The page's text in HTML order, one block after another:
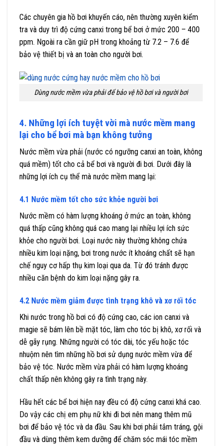
Các chuyên gia hồ bơi khuyến cáo, nên thường xuyên kiểm
tra và duy trì độ cứng canxi trong bể bơi ở mức 200 – 400
ppm. Ngoài ra cần giữ pH trong khoảng từ 7.2 – 7.6 để
bảo vệ thiết bị và an toàn cho người bơi.
Dùng nước mềm vừa phải để bảo vệ hồ bơi và người bơi
4. Những lợi ích tuyệt vời mà nước mềm mang
lại cho bể bơi mà bạn không tưởng
Nước mềm vừa phải (nước có ngưỡng canxi an toàn, không
quá mềm) tốt cho cả bể bơi và người đi bơi. Dưới đây là
những lợi ích cụ thể mà nước mềm mang lại:
4.1 Nước mềm tốt cho sức khỏe người bơi
Nước mềm có hàm lượng khoáng ở mức an toàn, không
quá thấp cũng không quá cao mang lại nhiều lợi ích sức
khỏe cho người bơi. Loại nước này thường không chứa
nhiều kim loại nặng, bơi trong nước ít khoáng chất sẽ hạn
chế nguy cơ hấp thụ kim loại qua da. Từ đó tránh được
nhiều căn bệnh do kim loại nặng gây ra.
4.2 Nước mềm giảm được tình trạng khô và xơ rối tóc
Khi nước trong hồ bơi có độ cứng cao, các ion canxi và
magie sẽ bám lên bề mặt tóc, làm cho tóc bị khô, xơ rối và
dễ gãy rụng. Những người có tóc dài, tóc yếu hoặc tóc
nhuộm nên tìm những hồ bơi sử dụng nước mềm vừa để
bảo vệ tóc. Nước mềm vừa phải có hàm lượng khoáng
chất thấp nên không gây ra tình trạng này.
Hầu hết các bể bơi hiện nay đều có độ cứng canxi khá cao.
Do vậy các chị em phụ nữ khi đi bơi nên mang thêm mũ
bơi để bảo vệ tóc và da đầu. Sau khi bơi phải tắm tráng, gội
đầu và dùng thêm kem dưỡng để chăm sóc mái tóc mềm